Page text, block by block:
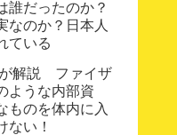
誰だったのか？
なのか？日本人
ている
が解説 ファイザ
ような内部資
のを体内に入
ない！